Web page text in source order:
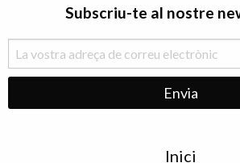
Subscriu-te al nostre
Inici